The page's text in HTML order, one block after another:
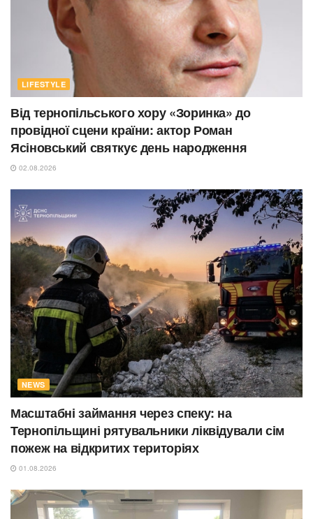
LIFESTYLE
Від тернопільського хору «Зоринка» до
провідної сцени країни: актор Роман
Ясіновський святкує день народження
02.08.2026
NEWS
Масштабні займання через спеку: на
Тернопільщині рятувальники ліквідували сім
пожеж на відкритих територіях
01.08.2026